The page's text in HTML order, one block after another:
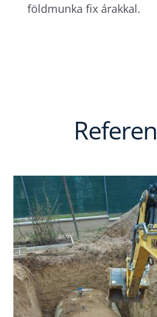
földmunka fix árakkal.